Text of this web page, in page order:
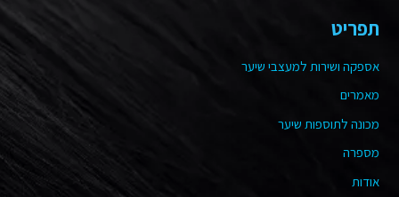
תפריט
אספקה ושירות למעצבי שיער
מאמרים
מכונה לתוספות שיער
מספרה
אודות